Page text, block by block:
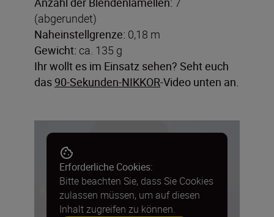
(abgerundet)
Naheinstellgrenze: 0,18 m
Gewicht: ca. 135 g
Ihr wollt es im Einsatz sehen? Seht euch
das 90-Sekunden-NIKKOR-Video unten an.
Erforderliche Cookies:
Bitte beachten Sie, dass Sie Cookies
zulassen müssen, um auf diesen
Inhalt zugreifen zu können.